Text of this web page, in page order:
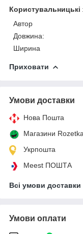
Користувальницькі
Автор
Довжина:
Ширина
Приховати
Умови доставки
Нова Пошта
Магазини Rozetka
Укрпошта
Meest ПОШТА
Всі умови доставки
Умови оплати